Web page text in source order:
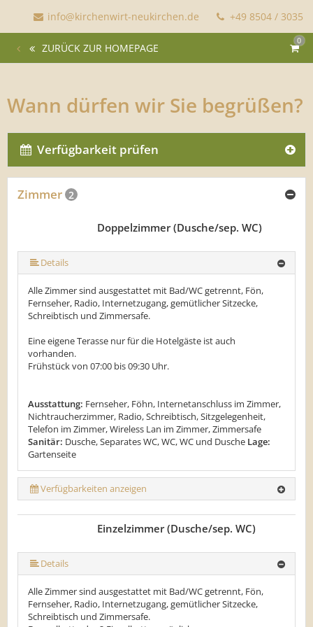
info@kirchenwirt-neukirchen.de +49 8504 / 3035
0
ZURÜCK ZUR HOMEPAGE
Wann dürfen wir Sie begrüßen?
Verfügbarkeit prüfen
Zimmer 2
Doppelzimmer (Dusche/sep. WC)
Details
Alle Zimmer sind ausgestattet mit Bad/WC getrennt, Fön,
Fernseher, Radio, Internetzugang, gemütlicher Sitzecke,
Schreibtisch und Zimmersafe.
Eine eigene Terasse nur für die Hotelgäste ist auch
vorhanden.
Frühstück von 07:00 bis 09:30 Uhr.
Ausstattung: Fernseher, Föhn, Internetanschluss im Zimmer,
Nichtraucherzimmer, Radio, Schreibtisch, Sitzgelegenheit,
Telefon im Zimmer, Wireless Lan im Zimmer, Zimmersafe
Sanitär: Dusche, Separates WC, WC, WC und Dusche Lage:
Gartenseite
Verfügbarkeiten anzeigen
Einzelzimmer (Dusche/sep. WC)
Details
Alle Zimmer sind ausgestattet mit Bad/WC getrennt, Fön,
Fernseher, Radio, Internetzugang, gemütlicher Sitzecke,
Schreibtisch und Zimmersafe.